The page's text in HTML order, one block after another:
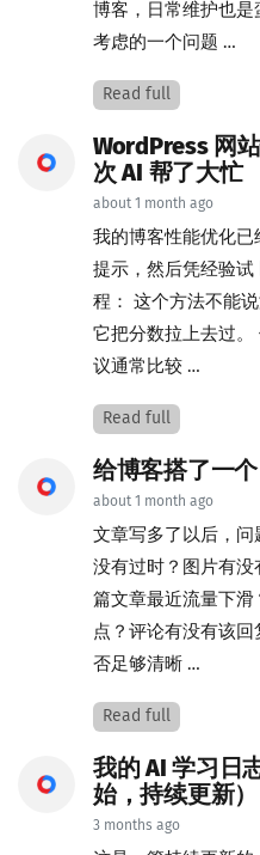
博客，日常维护也是
考虑的一个问题 …
Read full
WordPress 网
次 AI 帮了大忙
about 1 month ago
我的博客性能优化
提示，然后凭经验
程： 这个方法不能
它把分数拉上去过。
议通常比较 …
Read full
给博客搭了一
about 1 month ago
文章写多了以后，
没有过时？图片有
篇文章最近流量下滑
点？评论有没有该
否足够清晰 …
Read full
我的 AI 学习日
始，持续更新）
3 months ago